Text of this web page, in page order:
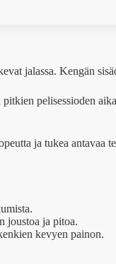
jalassa. Kengän
pelisessioden
ja tukea
joustoa ja pitoa.
kevyen painon.